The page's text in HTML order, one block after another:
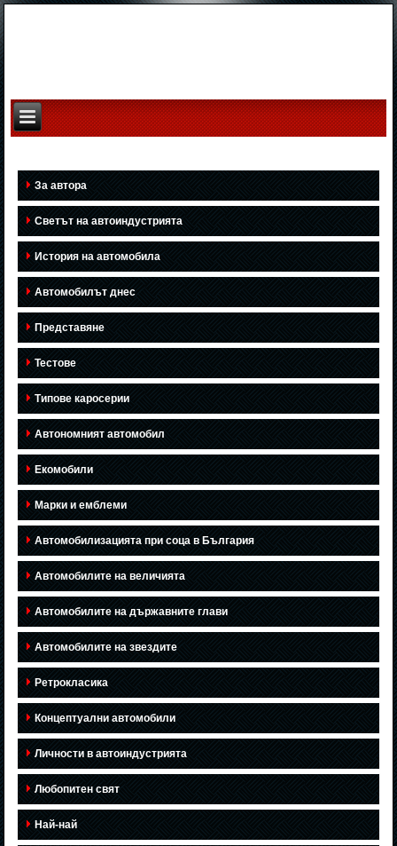
За автора
Светът на автоиндустрията
История на автомобила
Автомобилът днес
Представяне
Тестове
Типове каросерии
Автономният автомобил
Екомобили
Марки и емблеми
Автомобилизацията при соца в България
Автомобилите на величията
Автомобилите на държавните глави
Автомобилите на звездите
Ретрокласика
Концептуални автомобили
Личности в автоиндустрията
Любопитен свят
Най-най